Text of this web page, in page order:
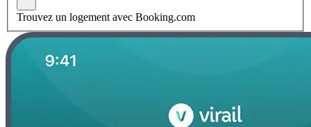
Trouvez un logement avec Booking.com